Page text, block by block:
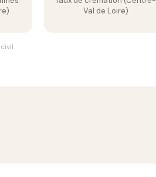
Val de Loire)